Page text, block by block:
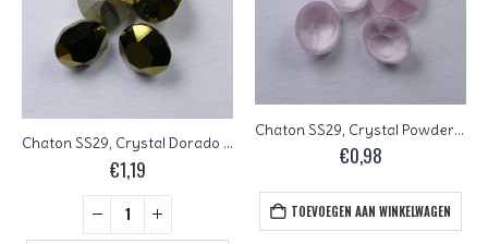
Chaton SS29, Crystal Dorado 2x
€1,19
Chaton SS29, Crystal Powder Rose
€0,98
TOEVOEGEN AAN WINKELWAGEN